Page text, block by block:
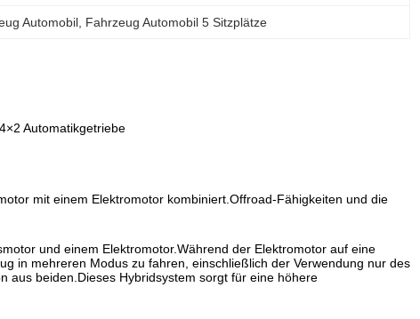
Automobil, Fahrzeug Automobil 5 Sitzplätze
Automatikgetriebe
mit einem Elektromotor kombiniert.Offroad-Fähigkeiten und die
und einem Elektromotor.Während der Elektromotor auf eine
in mehreren Modus zu fahren, einschließlich der Verwendung nur des
aus beiden.Dieses Hybridsystem sorgt für eine höhere